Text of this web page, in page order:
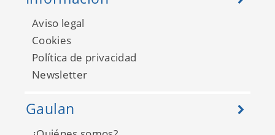
Aviso legal
Cookies
Política de privacidad
Newsletter
Gaulan